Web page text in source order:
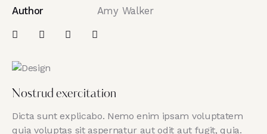
Nostrud exercitation
Dicta sunt explicabo. Nemo enim ipsam voluptatem
quia voluptas sit aspernatur aut odit aut fugit, quia.
Author
Amy Walker